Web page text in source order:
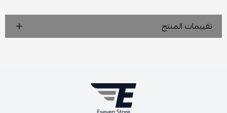
تقييمات المنتج